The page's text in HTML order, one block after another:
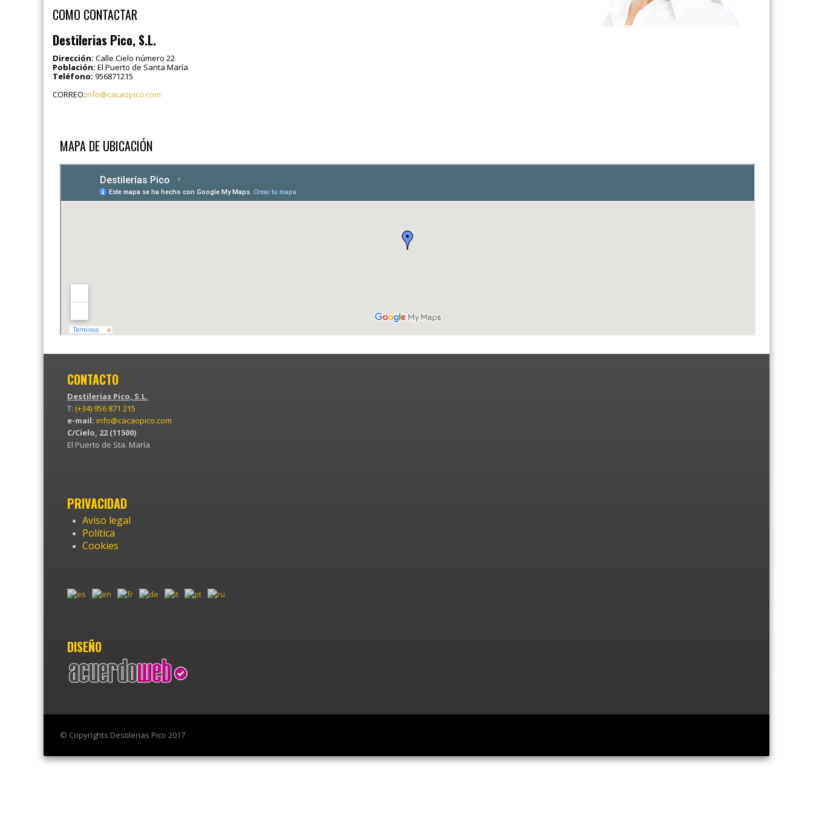
COMO CONTACTAR
Destilerias Pico, S.L.
Dirección: Calle Cielo número 22
Población: El Puerto de Santa María
Teléfono: 956871215
CORREO:info@cacaopico.com
MAPA DE UBICACIÓN
CONTACTO
Destilerias Pico, S.L.
T: (+34) 956 871 215
e-mail: info@cacaopico.com
C/Cielo, 22 (11500)
El Puerto de Sta. María
PRIVACIDAD
Aviso legal
Política
Cookies
DISEÑO
© Copyrights Destilerias Pico 2017